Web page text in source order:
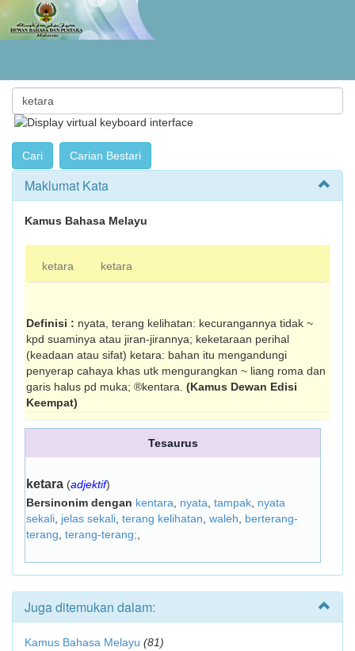
Maklumat Kata
Kamus Bahasa Melayu
ketara ketara
Definisi : nyata, terang kelihatan: kecurangannya tidak ~
kpd suaminya atau jiran-jirannya; keketaraan perihal
(keadaan atau sifat) ke­tara: bahan itu mengandungi
penyerap cahaya khas utk mengurangkan ~ liang roma dan
garis halus pd muka; ®kentara. (Kamus Dewan Edisi
Keempat)
Tesaurus
ketara (adjektif)
Bersinonim dengan kentara nyata tampak nyata
sekali jelas sekali terang kelihatan waleh
berterang-
terang terang-terang;
Juga ditemukan dalam:
Kamus Bahasa Melayu (81)